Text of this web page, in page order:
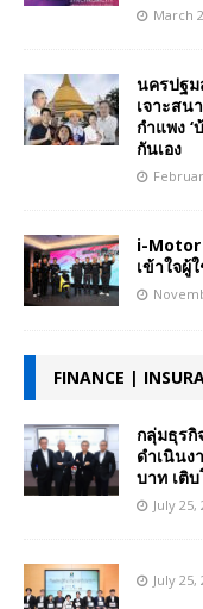
March
นครปฐม
เจาะสน
กำแพง
กันเอง
i-Motor
เข้าใจผู้
FINANCE |
กลุ่มธุรกิ
ดำเนินง
บาท เติ
July 25,
July 25,